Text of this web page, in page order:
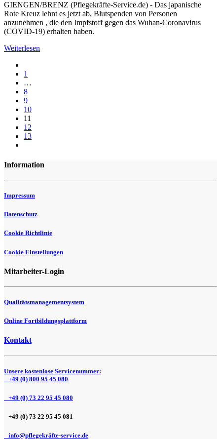
GIENGEN/BRENZ (Pflegekräfte-Service.de) - Das japanische
Rote Kreuz lehnt es jetzt ab, Blutspenden von Personen
anzunehmen , die den Impfstoff gegen das Wuhan-Coronavirus
(COVID-19) erhalten haben.
Weiterlesen
1
…
8
9
10
11
12
13
Information
Impressum
Datenschutz
Cookie Richtlinie
Cookie Einstellungen
Mitarbeiter-Login
Qualitätsmanagementsystem
Online Fortbildungsplattform
Kontakt
Unsere kostenlose Servicenummer:
+49 (0) 800 95 45 080
+49 (0) 73 22 95 45 080
+49 (0) 73 22 95 45 081
info@pflegekräfte-service.de